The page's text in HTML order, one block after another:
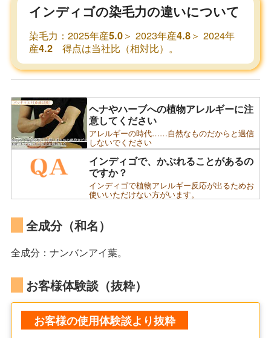
インディゴの染毛力の違いについて
染毛力：2025年産5.0＞ 2023年産4.8＞ 2024年
産4.2 得点は当社比（相対比）。
ヘナやハーブへの植物アレルギーに注
意してください
アレルギーの時代……自然なものだからと過信
しないでください
インディゴで、かぶれることがあるの
ですか？
インディゴで植物アレルギー反応が出るためお
使いいただけない方がいます。
全成分（和名）
全成分：ナンバンアイ葉。
お客様体験談（抜粋）
お客様の使用体験談より抜粋